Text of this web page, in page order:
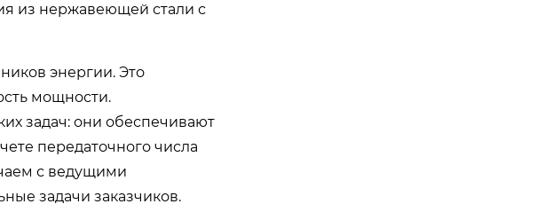
из нержавеющей стали с
энергии. Это
мощности.
задач: они обеспечивают
передаточного числа
с ведущими
задачи заказчиков.